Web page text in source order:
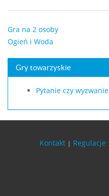
Gra na 2 osoby
Ogień i Woda
Gry towarzyskie
Pytanie czy wyzwanie
Kontakt | Regulacje